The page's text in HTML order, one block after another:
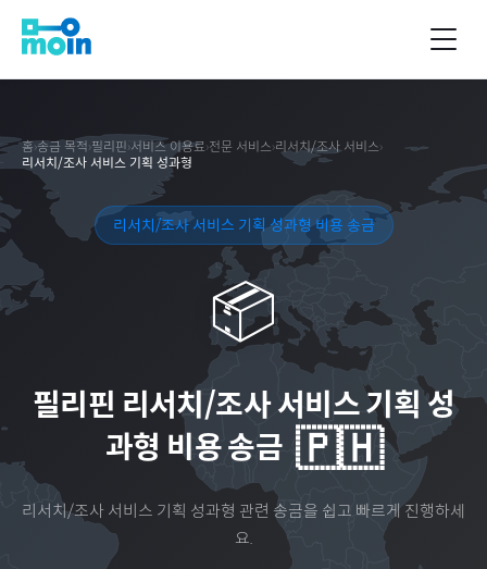
홈›송금 목적›필리핀›서비스 이용료›전문 서비스›리서치/조사 서비스›
리서치/조사 서비스 기획 성과형
리서치/조사 서비스 기획 성과형 비용 송금
📦
필리핀 리서치/조사 서비스 기획 성
과형 비용 송금 🇵🇭
리서치/조사 서비스 기획 성과형 관련 송금을 쉽고 빠르게 진행하세
요.